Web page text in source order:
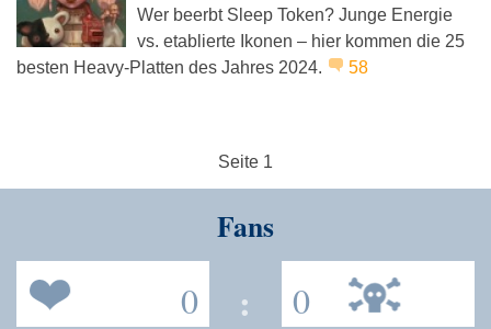
Wer beerbt Sleep Token? Junge Energie
vs. etablierte Ikonen – hier kommen die 25
besten Heavy-Platten des Jahres 2024.
58
Seite 1
Fans
0 : 0